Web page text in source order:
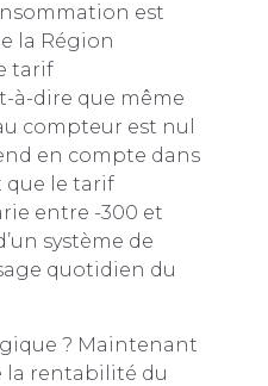
est
la Région
tarif
à-dire que même
compteur est nul
en compte dans
que le tarif
entre -300 et
système de
quotidien du
? Maintenant
la rentabilité du